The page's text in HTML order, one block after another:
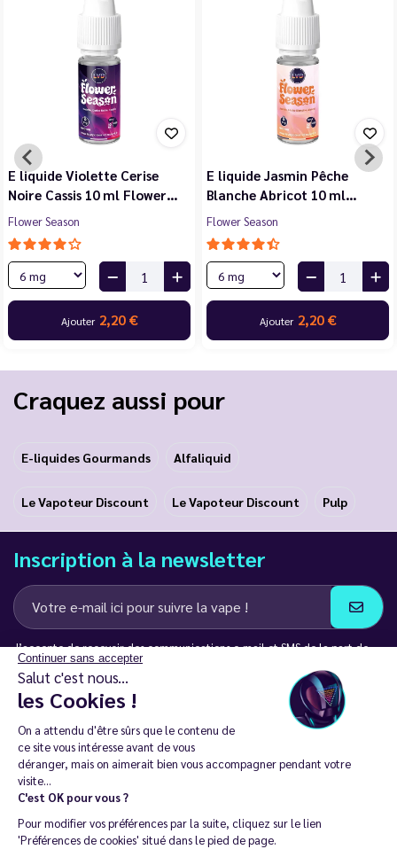
Continuer sans accepter
Salut c'est nous...
les Cookies !
On a attendu d'être sûrs que le contenu de
ce site vous intéresse avant de vous
déranger, mais on aimerait bien vous accompagner pendant votre
visite...
C'est OK pour vous ?
Pour modifier vos préférences par la suite, cliquez sur le lien
'Préférences de cookies' situé dans le pied de page.
E liquide Violette Cerise
Noire Cassis 10 ml Flower…
Flower Season
Ajouter 2,20 €
E liquide Jasmin Pêche
Blanche Abricot 10 ml…
Flower Season
Ajouter 2,20 €
Craquez aussi pour
E-liquides Gourmands Alfaliquid
Le Vapoteur Discount Le Vapoteur Discount Pulp
Inscription à la newsletter
J’accepte de recevoir des communications e-mail et SMS de la part de
LD Groupe
Restez en contact
La vente de cigarette électronique est interdite chez les moins de
18 ans. 🔞